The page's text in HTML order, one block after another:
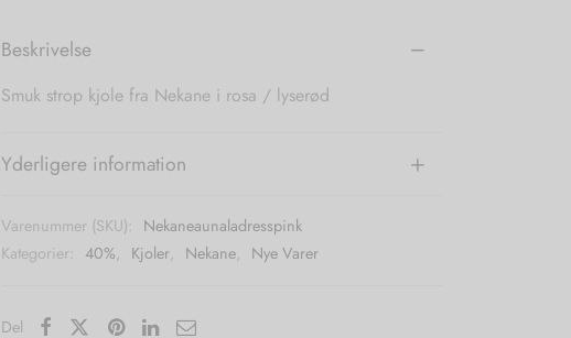
Beskrivelse
Smuk strop kjole fra Nekane i rosa / lyserød
Yderligere information
Varenummer (SKU): Nekaneaunaladresspink
Kategorier: 40%, Kjoler, Nekane, Nye Varer
Del